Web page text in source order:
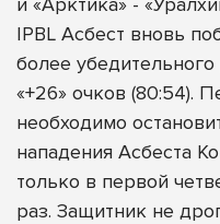
IPBL Асбест вновь
более
«+26» очков (80:54).
необходимо
нападения Асбеста
только в первой
раз. Защитник не